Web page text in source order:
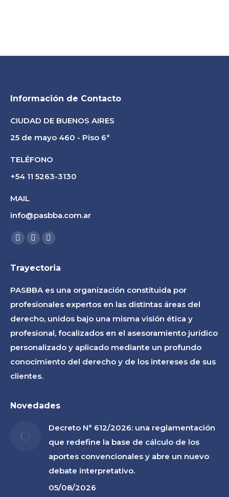
Información de Contacto
CIUDAD DE BUENOS AIRES
25 de mayo 460 - Piso 6°
TELÉFONO
+54 11 5263-3130
MAIL
info@pasbba.com.ar
Find us on:
Facebook
opens
window
Linkedin
opens
window
Instagram
opens
window
Trayectoria
PASBBA es una organización constituida por
profesionales expertos en las distintas áreas del
derecho, unidos bajo una misma visión ética y
profesional, focalizados en el asesoramiento jurídico
personalizado y aplicado mediante un profundo
conocimiento del derecho y de los intereses de sus
clientes.
Novedades
Decreto N° 612/2026: una reglamentación
que redefine la base de cálculo de los
aportes convencionales y abre un nuevo
debate interpretativo.
05/08/2026